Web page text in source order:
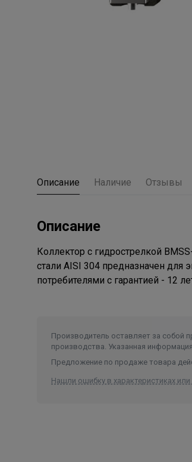
Описание Наличие Отзывы
Описание
Коллектор с гидрострелкой
стали AISI 304 предназначен
потребителями с гарантией - 12
Производитель оставляет за собой
производства. Указанная
Предложение по продаже товара
Нашли ошибку в характеристиках